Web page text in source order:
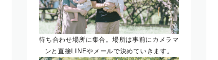
待ち合わせ場所に集合。場所は事前にカメラマ
ンと直接LINEやメールで決めていきます。